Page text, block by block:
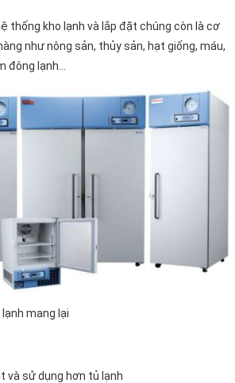
thống kho lạnh và lắp đặt chúng còn là cơ
như nông sản, thủy sản, hạt giống, máu,
đông lạnh…
mang lại
và sử dụng hơn tủ lạnh